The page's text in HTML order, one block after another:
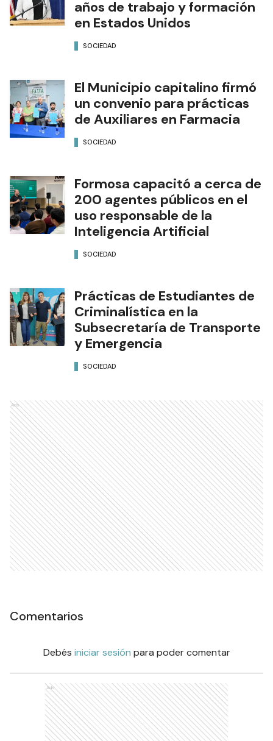
años de trabajo y formación
en Estados Unidos
SOCIEDAD
El Municipio capitalino firmó
un convenio para prácticas
de Auxiliares en Farmacia
SOCIEDAD
Formosa capacitó a cerca de
200 agentes públicos en el
uso responsable de la
Inteligencia Artificial
SOCIEDAD
Prácticas de Estudiantes de
Criminalística en la
Subsecretaría de Transporte
y Emergencia
SOCIEDAD
Ads
Comentarios
Debés iniciar sesión para poder comentar
Ads